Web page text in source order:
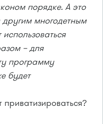
порядке. А это
многодетным
– для
программу
будет
приватизироваться?